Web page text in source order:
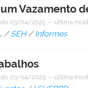
Vazamento
03/04/2025 — última
/SEH /Informes
03/04/2025 — última